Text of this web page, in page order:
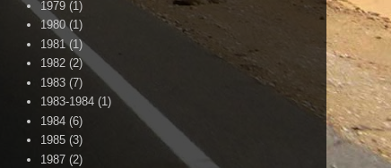
1979 (1)
1980 (1)
1981 (1)
1982 (2)
1983 (7)
1983-1984 (1)
1984 (6)
1985 (3)
1987 (2)